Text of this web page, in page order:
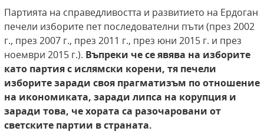
Партията на справедливостта и развитието на Ердоган
печели изборите пет последователни пъти (през 2002
г., през 2007 г., през 2011 г., през юни 2015 г. и през
ноември 2015 г.). Въпреки че се явява на изборите
като партия с ислямски корени, тя печели
изборите заради своя прагматизъм по отношение
на икономиката, заради липса на корупция и
заради това, че хората са разочаровани от
светските партии в страната.